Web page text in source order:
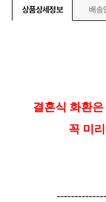
상품상세정보 배송
결혼식 화환
꼭 미